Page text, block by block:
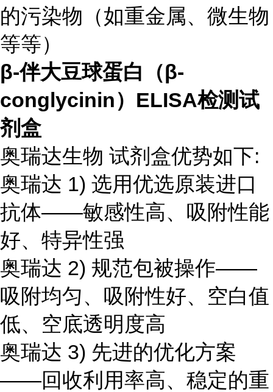
的污染物（如重金属、微生物
等等）
β-伴大豆球蛋白（β-
conglycinin）ELISA检测试
剂盒
奥瑞达生物 试剂盒优势如下:
奥瑞达 1) 选用优选原装进口
抗体——敏感性高、吸附性能
好、特异性强
奥瑞达 2) 规范包被操作——
吸附均匀、吸附性好、空白值
低、空底透明度高
奥瑞达 3) 先进的优化方案
——回收利用率高、稳定的重